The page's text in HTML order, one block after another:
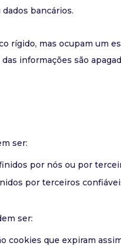
bancários.
rígido, mas ocupam um
informações são
ser:
por nós ou por
por terceiros
ser:
cookies que expiram